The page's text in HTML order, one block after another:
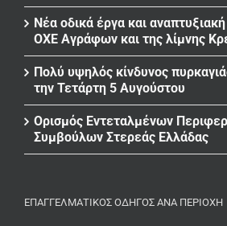
Νέα οδικά έργα και
ΟΧΕ Αγράφων και της λίμνης
Πολύ υψηλός κίνδυνος
την Τετάρτη 5 Αυγούστου
Ορισμός Εντεταλμένων
Συμβούλων Στερεάς Ελλάδας
ΕΠΑΓΓΕΛΜΑΤΙΚΌΣ ΟΔΗΓΌΣ ΑΝΆ ΠΕΡΙΟΧΉ